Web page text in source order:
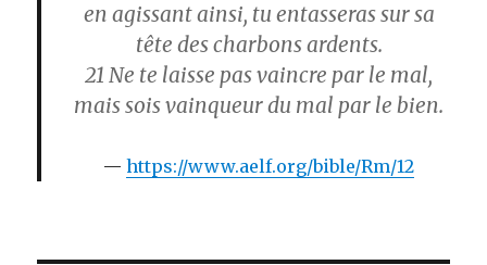
en agissant ainsi, tu entasseras sur sa
tête des charbons ardents.
21 Ne te laisse pas vaincre par le mal,
mais sois vainqueur du mal par le bien.
https://www.aelf.org/bible/Rm/12